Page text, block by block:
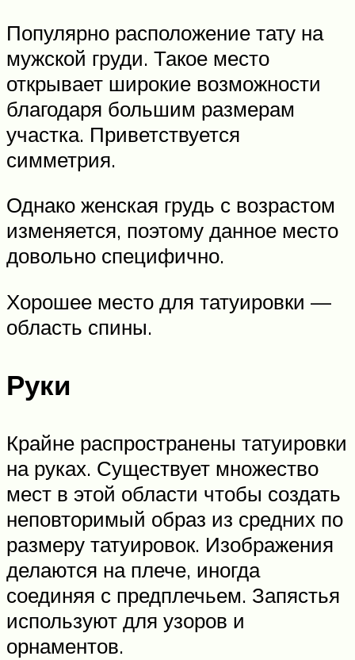
Популярно расположение тату на
мужской груди. Такое место
открывает широкие возможности
благодаря большим размерам
участка. Приветствуется
симметрия.
Однако женская грудь с возрастом
изменяется, поэтому данное место
довольно специфично.
Хорошее место для татуировки —
область спины.
Руки
Крайне распространены татуировки
на руках. Существует множество
мест в этой области чтобы создать
неповторимый образ из средних по
размеру татуировок. Изображения
делаются на плече, иногда
соединяя с предплечьем. Запястья
используют для узоров и
орнаментов.